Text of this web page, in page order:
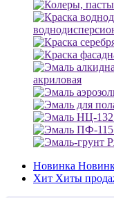
акриловая
Новинка
Хит Хиты